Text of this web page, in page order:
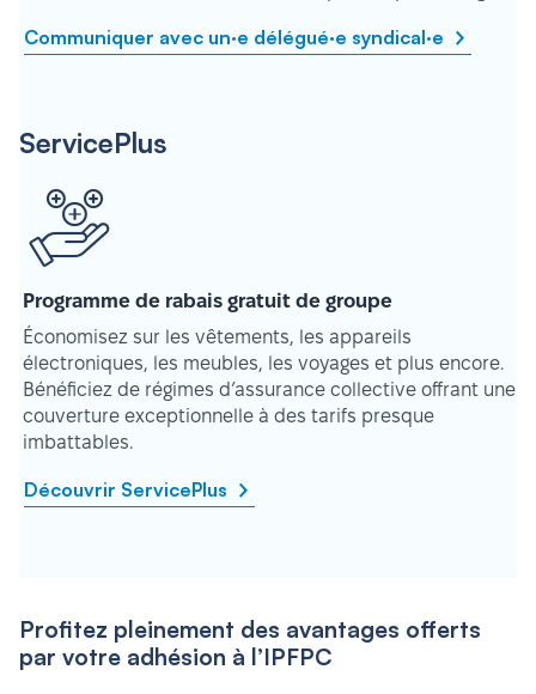
Communiquer avec un·e délégué·e syndical·e
ServicePlus
Programme de rabais gratuit de groupe
Économisez sur les vêtements, les appareils
électroniques, les meubles, les voyages et plus encore.
Bénéficiez de régimes d’assurance collective offrant une
couverture exceptionnelle à des tarifs presque
imbattables.
Découvrir ServicePlus
Profitez pleinement des avantages offerts
par votre adhésion à l’IPFPC